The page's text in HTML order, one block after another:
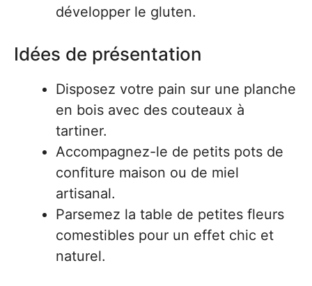
développer le gluten.
Idées de présentation
Disposez votre pain sur une planche
en bois avec des couteaux à
tartiner.
Accompagnez-le de petits pots de
confiture maison ou de miel
artisanal.
Parsemez la table de petites fleurs
comestibles pour un effet chic et
naturel.